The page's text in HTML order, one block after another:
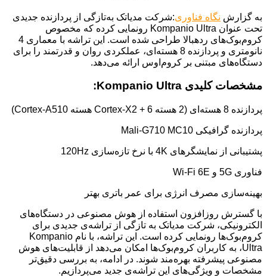
به گزارش نگاه فناوری:شرکت مدیاتک به‌تازگی از پردازنده جدیدی
تحت عنوان Kompanio Ultra رونمایی کرده که مخصوص
کروم‌بوک‌های ردهبالا طراحی شده است. این تراشه با معماری 4
نانومتری و پردازنده 8 هسته‌ای، عملکردی روان و قدرتمند را برای
دستگاه‌های مبتنی بر کروم‌اوس ارائه می‌دهد.
مشخصات کلیدی Kompanio Ultra:
پردازنده 8 هسته‌ای (2 هسته Cortex-X2 + 6 هسته Cortex-A510)
پردازنده گرافیکی Mali-G710 MC10
پشتیبانی از نمایشگرهای 4K با نرخ تازه‌سازی 120Hz
فناوری 5G و Wi-Fi 6E
بهینه‌سازی مصرف انرژی برای عمر باتری بهتر
با گسترش روزافزون استفاده از هوش مصنوعی در دستگاه‌های
الکترونیکی، شرکت مدیاتک به تازگی از تراشه‌ی جدیدی برای
کروم‌بوک‌ها رونمایی کرده است. این تراشه، با نام Kompanio
Ultra، به کاربران کروم‌بوک‌ها امکان می‌دهد از قابلیت‌های هوش
مصنوعی پیشرفته بهره‌مند شوند. در ادامه، به بررسی دقیق‌تر
مشخصات و ویژگی‌های این تراشه‌ی جدید می‌پردازیم.